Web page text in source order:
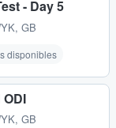
- Day 5
GB
disponibles
GB